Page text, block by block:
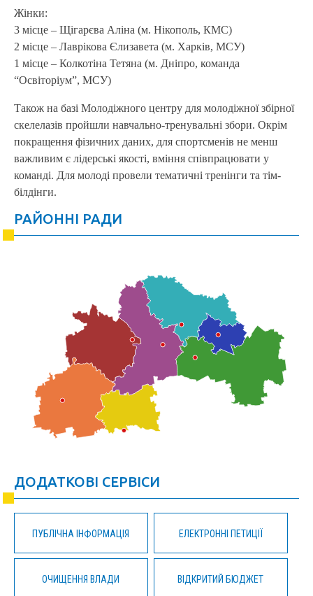
Жінки:
3 місце – Щігарєва Аліна (м. Нікополь, КМС)
2 місце – Лаврікова Єлизавета (м. Харків, МСУ)
1 місце – Колкотіна Тетяна (м. Дніпро, команда
“Освіторіум”, МСУ)
Також на базі Молодіжного центру для молодіжної збірної
скелелазів пройшли навчально-тренувальні збори. Окрім
покращення фізичних даних, для спортсменів не менш
важливим є лідерські якості, вміння співпрацювати у
команді. Для молоді провели тематичні тренінги та тім-
білдінги.
РАЙОННІ РАДИ
ДОДАТКОВІ СЕРВІСИ
ПУБЛІЧНА ІНФОРМАЦІЯ ЕЛЕКТРОННІ ПЕТИЦІЇ
ОЧИЩЕННЯ ВЛАДИ ВІДКРИТИЙ БЮДЖЕТ